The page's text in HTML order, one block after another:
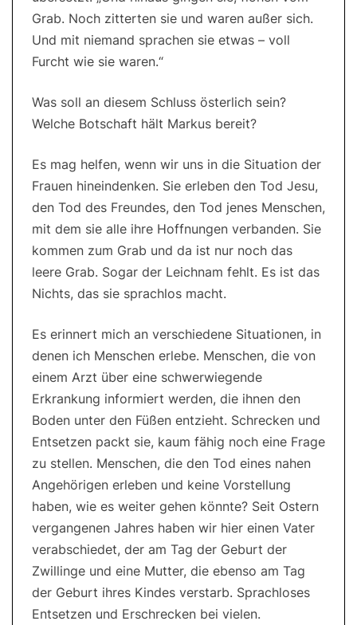
16,1-
8
Grab. Noch zitterten sie und waren außer sich.
Und mit niemand sprachen sie etwas – voll
Furcht wie sie waren.“
Was soll an diesem Schluss österlich sein?
Welche Botschaft hält Markus bereit?
Es mag helfen, wenn wir uns in die Situation der
Frauen hineindenken. Sie erleben den Tod Jesu,
den Tod des Freundes, den Tod jenes Menschen,
mit dem sie alle ihre Hoffnungen verbanden. Sie
kommen zum Grab und da ist nur noch das
leere Grab. Sogar der Leichnam fehlt. Es ist das
Nichts, das sie sprachlos macht.
Es erinnert mich an verschiedene Situationen, in
denen ich Menschen erlebe. Menschen, die von
einem Arzt über eine schwerwiegende
Erkrankung informiert werden, die ihnen den
Boden unter den Füßen entzieht. Schrecken und
Entsetzen packt sie, kaum fähig noch eine Frage
zu stellen. Menschen, die den Tod eines nahen
Angehörigen erleben und keine Vorstellung
haben, wie es weiter gehen könnte? Seit Ostern
vergangenen Jahres haben wir hier einen Vater
verabschiedet, der am Tag der Geburt der
Zwillinge und eine Mutter, die ebenso am Tag
der Geburt ihres Kindes verstarb. Sprachloses
Entsetzen und Erschrecken bei vielen.